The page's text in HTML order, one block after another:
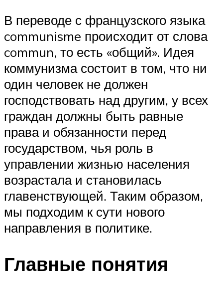
В переводе с французского языка
communisme происходит от слова
commun, то есть «общий». Идея
коммунизма состоит в том, что ни
один человек не должен
господствовать над другим, у всех
граждан должны быть равные
права и обязанности перед
государством, чья роль в
управлении жизнью населения
возрастала и становилась
главенствующей. Таким образом,
мы подходим к сути нового
направления в политике.
Главные понятия